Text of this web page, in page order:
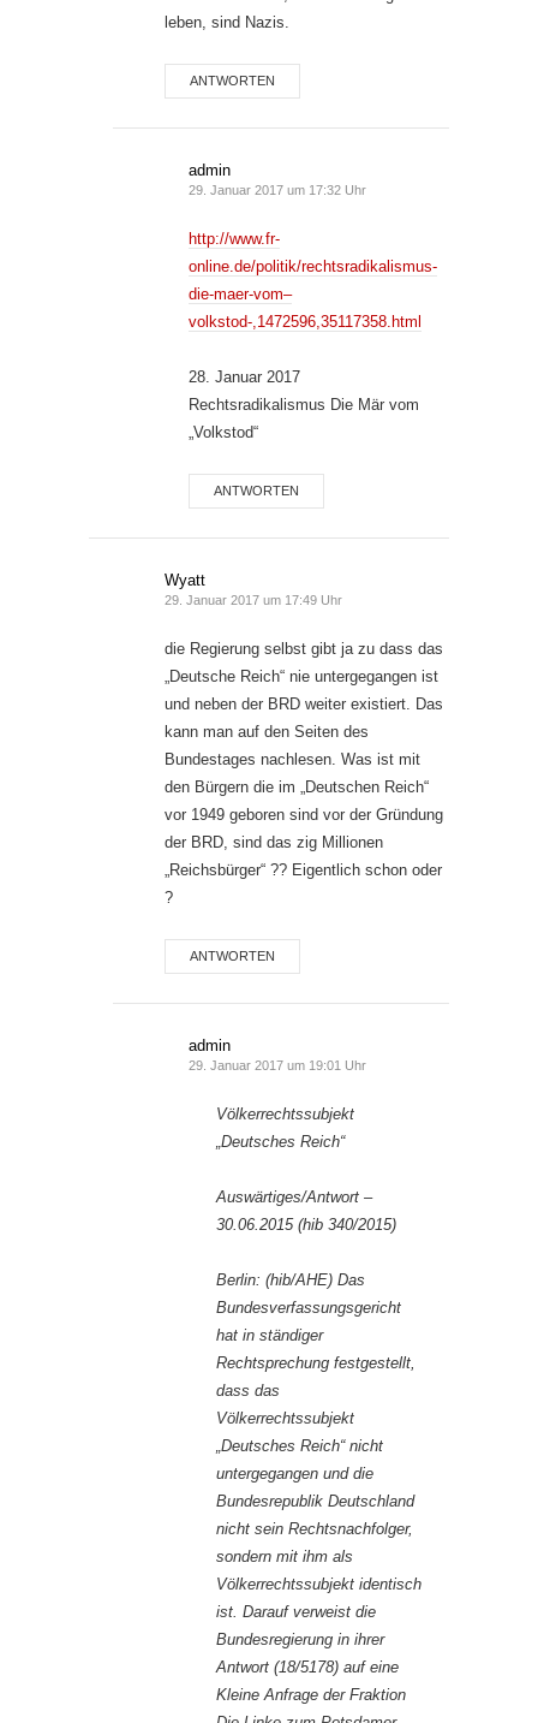
leben, sind Nazis.
ANTWORTEN
admin
29. Januar 2017 um 17:32 Uhr
http://www.fr-
online.de/politik/rechtsradikalismus-
die-maer-vom–
volkstod-,1472596,35117358.html
28. Januar 2017
Rechtsradikalismus Die Mär vom
„Volkstod“
ANTWORTEN
Wyatt
29. Januar 2017 um 17:49 Uhr
die Regierung selbst gibt ja zu dass das
„Deutsche Reich“ nie untergegangen ist
und neben der BRD weiter existiert. Das
kann man auf den Seiten des
Bundestages nachlesen. Was ist mit
den Bürgern die im „Deutschen Reich“
vor 1949 geboren sind vor der Gründung
der BRD, sind das zig Millionen
„Reichsbürger“ ?? Eigentlich schon oder
?
ANTWORTEN
admin
29. Januar 2017 um 19:01 Uhr
Völkerrechtssubjekt
„Deutsches Reich“
Auswärtiges/Antwort –
30.06.2015 (hib 340/2015)
Berlin: (hib/AHE) Das
Bundesverfassungsgericht
hat in ständiger
Rechtsprechung festgestellt,
dass das
Völkerrechtssubjekt
„Deutsches Reich“ nicht
untergegangen und die
Bundesrepublik Deutschland
nicht sein Rechtsnachfolger,
sondern mit ihm als
Völkerrechtssubjekt identisch
ist. Darauf verweist die
Bundesregierung in ihrer
Antwort (18/5178) auf eine
Kleine Anfrage der Fraktion